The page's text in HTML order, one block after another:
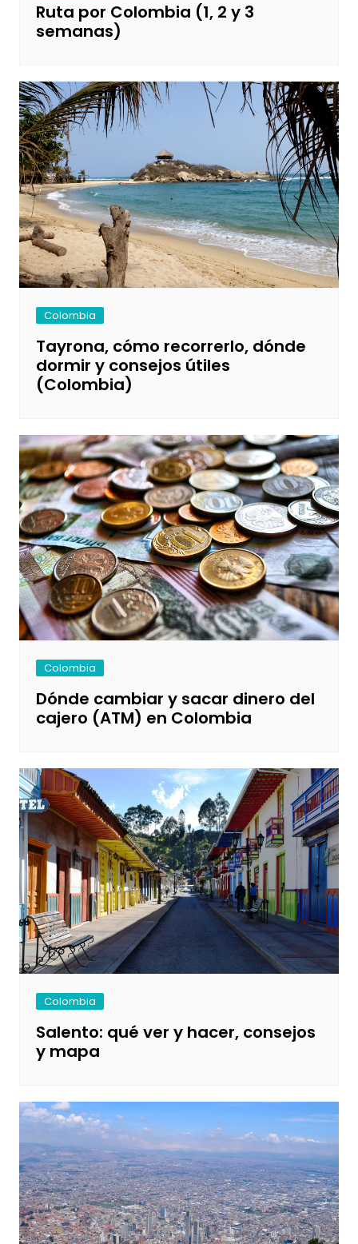
Ruta por Colombia (1, 2 y 3
semanas)
Colombia
Tayrona, cómo recorrerlo, dónde
dormir y consejos útiles
(Colombia)
Colombia
Dónde cambiar y sacar dinero del
cajero (ATM) en Colombia
Colombia
Salento: qué ver y hacer, consejos
y mapa